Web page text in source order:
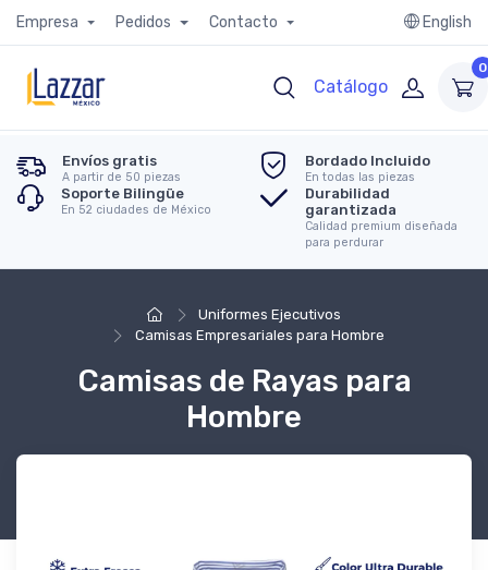
Empresa Pedidos Contacto English
Catálogo
0
Envíos gratis
A partir de 50 piezas
Bordado Incluido
En todas las piezas
Soporte Bilingüe
En 52 ciudades de México
Durabilidad
garantizada
Calidad premium diseñada
para perdurar
Uniformes Ejecutivos
Camisas Empresariales para Hombre
Camisas de Rayas para
Hombre